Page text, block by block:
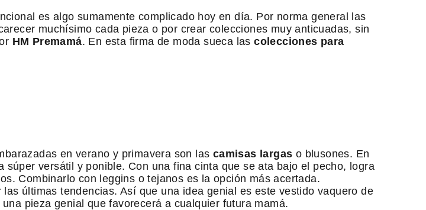
es algo sumamente complicado hoy en día. Por norma general las
muchísimo cada pieza o por crear colecciones muy anticuadas, sin
HM Premamá. En esta firma de moda sueca lascolecciones para
en verano y primavera son las camisas largas o blusones. En
versátil y ponible. Con una fina cinta que se ata bajo el pecho, logra
Combinarlo con leggins o tejanos es la opción más acertada.
las últimas tendencias. Así que una idea genial es este vestido vaquero de
pieza genial que favorecerá a cualquier futura mamá.